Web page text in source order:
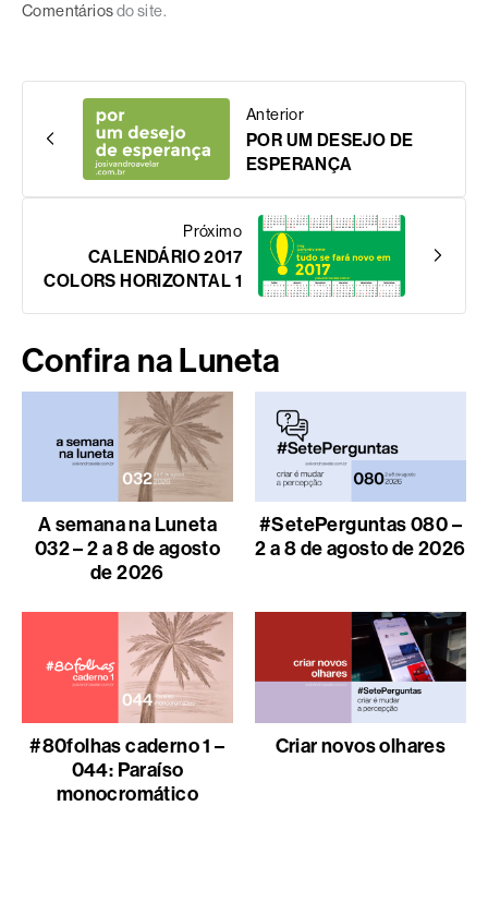
Comentáriosdo site.
Anterior
POR UM DESEJO DE
ESPERANÇA
Próximo
CALENDÁRIO 2017
COLORS HORIZONTAL 1
Confira na Luneta
A semana na Luneta
032 – 2 a 8 de agosto
de 2026
#SetePerguntas 080 –
2 a 8 de agosto de 2026
#80folhas caderno 1 –
044: Paraíso
monocromático
Criar novos olhares